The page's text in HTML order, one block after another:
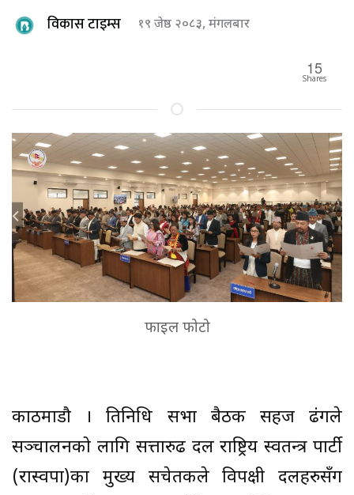
विकास टाइम्स १९ जेष्ठ २०८३, मंगलबार
15
Shares
फाइल फोटो
काठमाडौ । प्रतिनिधि सभा बैठक सहज ढंगले
सञ्चालनको लागि सत्तारुढ दल राष्ट्रिय स्वतन्त्र पार्टी
(रास्वपा)का मुख्य सचेतकले विपक्षी दलहरुसँग